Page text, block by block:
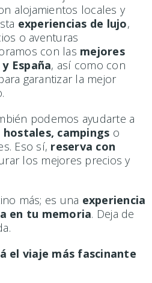
alojamientos locales y
experiencias de lujo,
o aventuras
con las mejores
España, así como con
garantizar la mejor
podemos ayudarte a
hostales, campings o
Eso sí, reserva con
los mejores precios y
más; es una experiencia
en tu memoria. Deja de
el viaje más fascinante